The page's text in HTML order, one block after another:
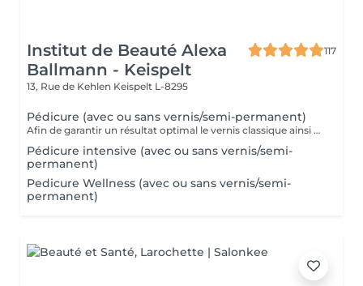
Institut de Beauté Alexa
Ballmann - Keispelt
117
13, Rue de Kehlen Keispelt L-8295
Pédicure (avec ou sans vernis/semi-permanent)
Afin de garantir un résultat optimal le vernis classique ainsi que le vernis semi-permanent sont proposés exclusivement en complément d'une pédicure et ne peuvent pas être réservés seuls.
Pédicure intensive (avec ou sans vernis/semi-
permanent)
Pedicure Wellness (avec ou sans vernis/semi-
permanent)